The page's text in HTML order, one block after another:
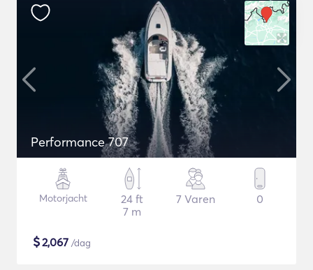
Performance 707
Motorjacht
24 ft
7 m
7 Varen 0
$2,067 /dag